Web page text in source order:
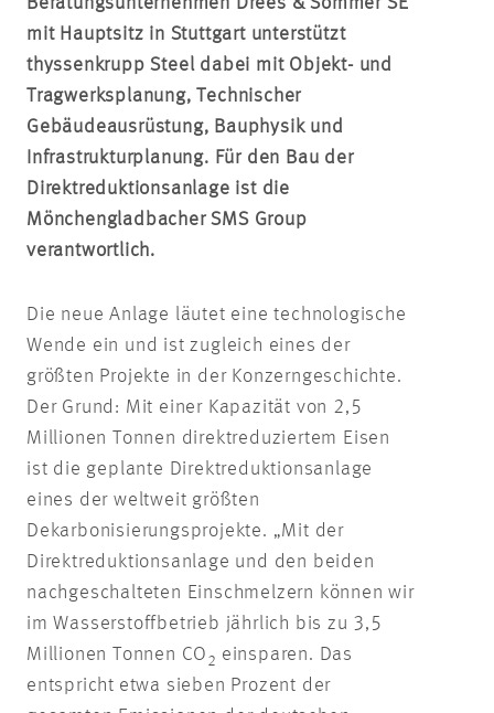
mit Hauptsitz in Stuttgart unterstützt
thyssenkrupp Steel dabei mit Objekt- und
Tragwerksplanung, Technischer
Gebäudeausrüstung, Bauphysik und
Infrastrukturplanung. Für den Bau der
Direktreduktionsanlage ist die
Mönchengladbacher SMS Group
verantwortlich.
Die neue Anlage läutet eine technologische
Wende ein und ist zugleich eines der
größten Projekte in der Konzerngeschichte.
Der Grund: Mit einer Kapazität von 2,5
Millionen Tonnen direktreduziertem Eisen
ist die geplante Direktreduktionsanlage
eines der weltweit größten
Dekarbonisierungsprojekte. „Mit der
Direktreduktionsanlage und den beiden
nachgeschalteten Einschmelzern können wir
im Wasserstoffbetrieb jährlich bis zu 3,5
Millionen Tonnen CO 2 einsparen. Das
entspricht etwa sieben Prozent der